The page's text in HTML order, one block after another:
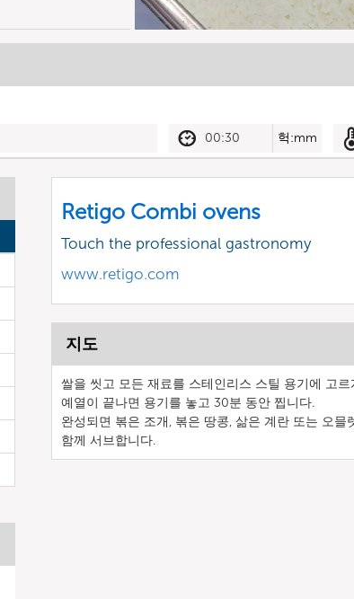
00:30 헉:mm
Retigo Combi ovens
Touch the professional gastronomy
www.retigo.com
지도
쌀을 씻고 모든 재료를 스테인리스 스틸 용기에 고르
예열이 끝나면 용기를 놓고 30분 동안 찝니다.
완성되면 볶은 조개, 볶은 땅콩, 삶은 계란 또는 오
함께 서브합니다.